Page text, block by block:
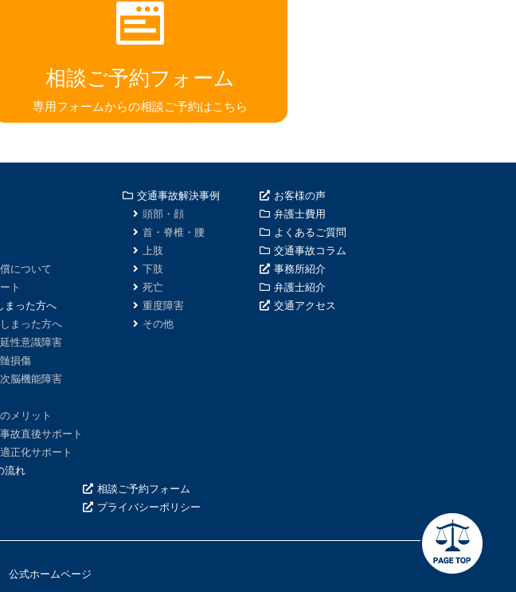
相談ご予約フォーム
専用フォームからの相談ご予約はこちら
について
ト
まった方へ
まった方へ
性意識障害
損傷
脳機能障害
メリット
故直後サポート
正化サポート
流れ
交通事故解決事例
頭部・顔
首・脊椎・腰
上肢
下肢
死亡
重度障害
その他
お客様の声
弁護士費用
よくあるご質問
交通事故コラム
事務所紹介
弁護士紹介
交通アクセス
相談ご予約フォーム
プライバシーポリシー
公式ホームページ